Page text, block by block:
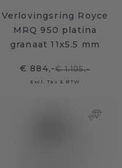
Verlovingsring Royce
MRQ 950 platina
granaat 11x5.5 mm
€ 884,-€ 1.105,-
Excl. Tax & BTW